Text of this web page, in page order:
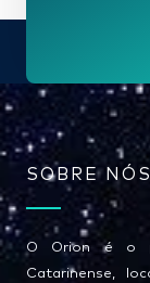
*
SOBRE NÓS
O Orion é o
Catarinense,